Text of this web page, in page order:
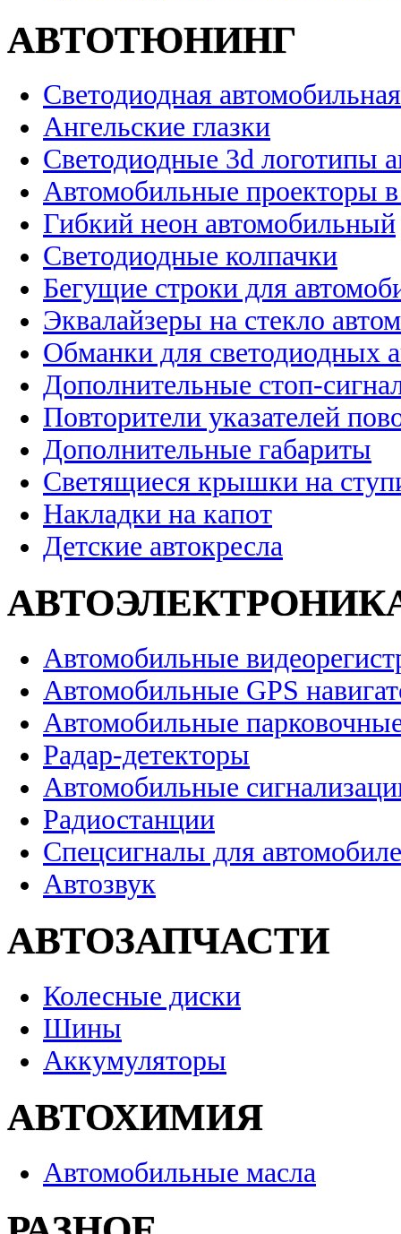
АВТОТЮНИНГ
Светодиодная
Ангельские глазки
Светодиодные 3d логотипы
Автомобильные проекторы
Гибкий неон автомобильный
Светодиодные колпачки
Бегущие строки для
Эквалайзеры на стекло
Обманки для светодиодных
Дополнительные стоп-
Повторители указателей
Дополнительные габариты
Светящиеся крышки на
Накладки на капот
Детские автокресла
Автомобильные
Автомобильные GPS
Автомобильные
Радар-детекторы
Автомобильные
Радиостанции
Спецсигналы для
Автозвук
АВТОЗАПЧАСТИ
Колесные диски
Шины
Аккумуляторы
АВТОХИМИЯ
Автомобильные масла